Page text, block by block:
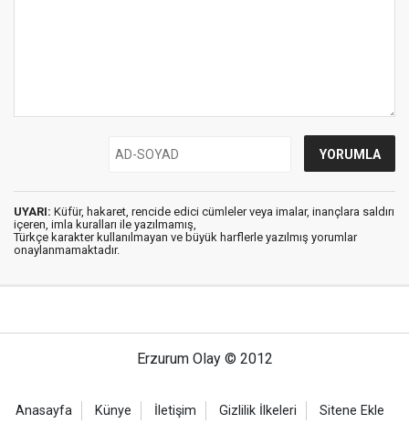
UYARI: Küfür, hakaret, rencide edici cümleler veya imalar, inançlara saldırı
içeren, imla kuralları ile yazılmamış,
Türkçe karakter kullanılmayan ve büyük harflerle yazılmış yorumlar
onaylanmamaktadır.
Erzurum Olay © 2012
Anasayfa Künye İletişim Gizlilik İlkeleri Sitene Ekle